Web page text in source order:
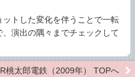
トした変化を伴うことで一転
演出の隅々までチェックして
桃太郎電鉄（2009年） TOPへ